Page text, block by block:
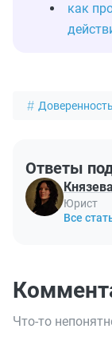
как
Доверенность
Ответы
Юрист
Все
Что-то